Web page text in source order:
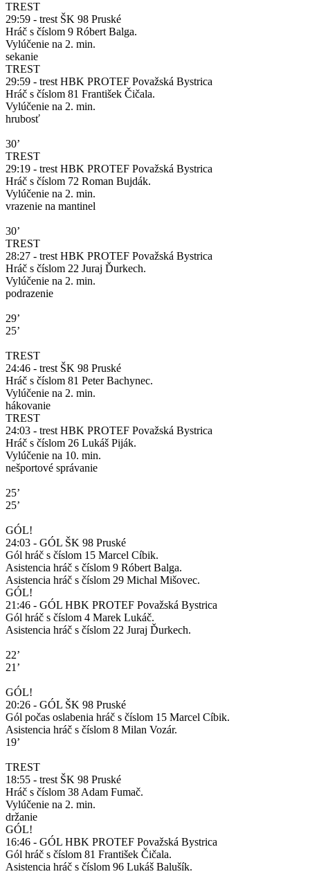
TREST
29:59 - trest ŠK 98 Pruské
Hráč s číslom 9 Róbert Balga.
Vylúčenie na 2. min.
sekanie
TREST
29:59 - trest HBK PROTEF Považská Bystrica
Hráč s číslom 81 František Čičala.
Vylúčenie na 2. min.
hrubosť
30’
TREST
29:19 - trest HBK PROTEF Považská Bystrica
Hráč s číslom 72 Roman Bujdák.
Vylúčenie na 2. min.
vrazenie na mantinel
30’
TREST
28:27 - trest HBK PROTEF Považská Bystrica
Hráč s číslom 22 Juraj Ďurkech.
Vylúčenie na 2. min.
podrazenie
29’
25’
TREST
24:46 - trest ŠK 98 Pruské
Hráč s číslom 81 Peter Bachynec.
Vylúčenie na 2. min.
hákovanie
TREST
24:03 - trest HBK PROTEF Považská Bystrica
Hráč s číslom 26 Lukáš Piják.
Vylúčenie na 10. min.
nešportové správanie
25’
25’
GÓL!
24:03 - GÓL ŠK 98 Pruské
Gól hráč s číslom 15 Marcel Cíbik.
Asistencia hráč s číslom 9 Róbert Balga.
Asistencia hráč s číslom 29 Michal Mišovec.
GÓL!
21:46 - GÓL HBK PROTEF Považská Bystrica
Gól hráč s číslom 4 Marek Lukáč.
Asistencia hráč s číslom 22 Juraj Ďurkech.
22’
21’
GÓL!
20:26 - GÓL ŠK 98 Pruské
Gól počas oslabenia hráč s číslom 15 Marcel Cíbik.
Asistencia hráč s číslom 8 Milan Vozár.
19’
TREST
18:55 - trest ŠK 98 Pruské
Hráč s číslom 38 Adam Fumač.
Vylúčenie na 2. min.
držanie
GÓL!
16:46 - GÓL HBK PROTEF Považská Bystrica
Gól hráč s číslom 81 František Čičala.
Asistencia hráč s číslom 96 Lukáš Balušík.